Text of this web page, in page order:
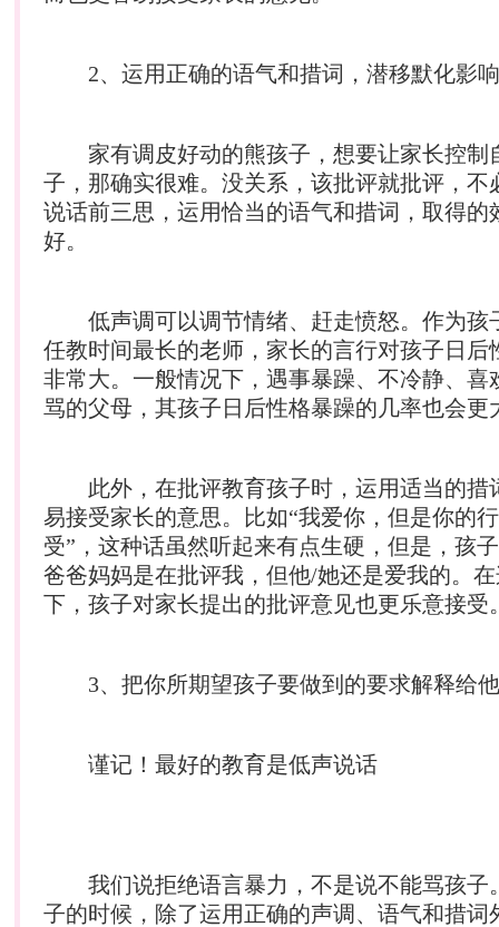
2、运用正确的语气和措词，潜移默化影
家有调皮好动的熊孩子，想要让家长控制
子，那确实很难。没关系，该批评就批评，不
说话前三思，运用恰当的语气和措词，取得的
好。
低声调可以调节情绪、赶走愤怒。作为孩
任教时间最长的老师，家长的言行对孩子日后
非常大。一般情况下，遇事暴躁、不冷静、喜
骂的父母，其孩子日后性格暴躁的几率也会更
此外，在批评教育孩子时，运用适当的措
易接受家长的意思。比如“我爱你，但是你的
受”，这种话虽然听起来有点生硬，但是，孩
爸爸妈妈是在批评我，但他/她还是爱我的。
下，孩子对家长提出的批评意见也更乐意接受
3、把你所期望孩子要做到的要求解释给
谨记！最好的教育是低声说话
我们说拒绝语言暴力，不是说不能骂孩子
子的时候，除了运用正确的声调、语气和措词